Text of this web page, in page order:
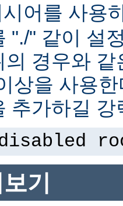
시어를 사용
"./" 같이 설
의 경우와
상을 사용
추가하길 강
기